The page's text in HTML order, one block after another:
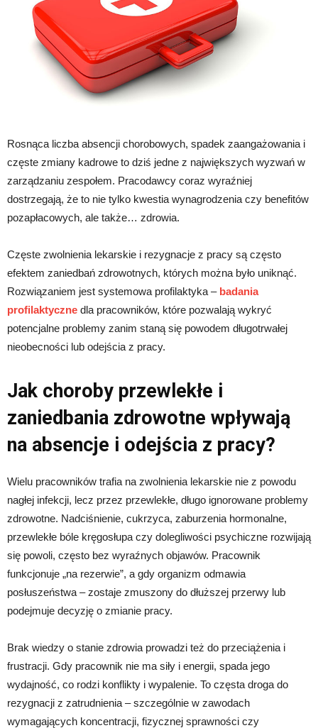
Rosnąca liczba absencji chorobowych, spadek zaangażowania i
częste zmiany kadrowe to dziś jedne z największych wyzwań w
zarządzaniu zespołem. Pracodawcy coraz wyraźniej
dostrzegają, że to nie tylko kwestia wynagrodzenia czy benefitów
pozapłacowych, ale także… zdrowia.
Częste zwolnienia lekarskie i rezygnacje z pracy są często
efektem zaniedbań zdrowotnych, których można było uniknąć.
Rozwiązaniem jest systemowa profilaktyka – badania
profilaktyczne dla pracowników, które pozwalają wykryć
potencjalne problemy zanim staną się powodem długotrwałej
nieobecności lub odejścia z pracy.
Jak choroby przewlekłe i
zaniedbania zdrowotne wpływają
na absencje i odejścia z pracy?
Wielu pracowników trafia na zwolnienia lekarskie nie z powodu
nagłej infekcji, lecz przez przewlekłe, długo ignorowane problemy
zdrowotne. Nadciśnienie, cukrzyca, zaburzenia hormonalne,
przewlekłe bóle kręgosłupa czy dolegliwości psychiczne rozwijają
się powoli, często bez wyraźnych objawów. Pracownik
funkcjonuje „na rezerwie”, a gdy organizm odmawia
posłuszeństwa – zostaje zmuszony do dłuższej przerwy lub
podejmuje decyzję o zmianie pracy.
Brak wiedzy o stanie zdrowia prowadzi też do przeciążenia i
frustracji. Gdy pracownik nie ma siły i energii, spada jego
wydajność, co rodzi konflikty i wypalenie. To częsta droga do
rezygnacji z zatrudnienia – szczególnie w zawodach
wymagających koncentracji, fizycznej sprawności czy